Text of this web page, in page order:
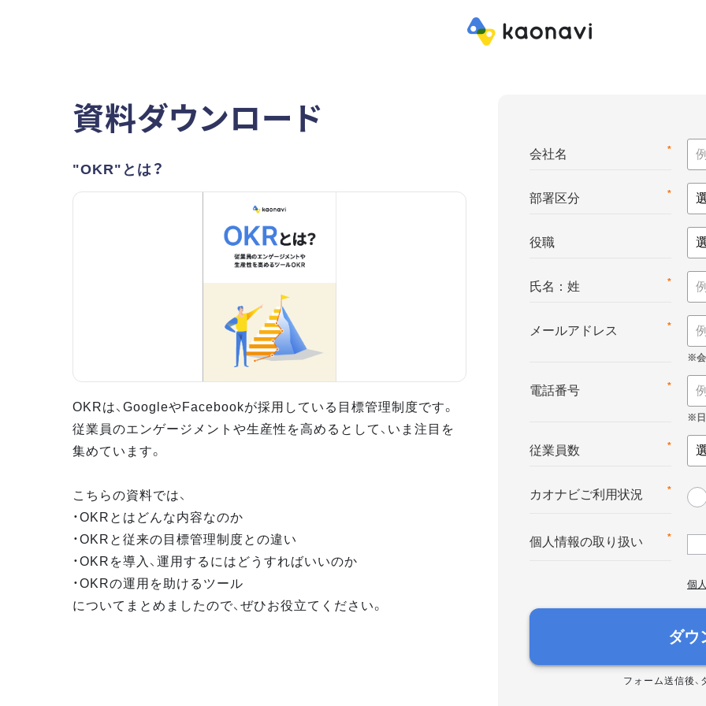
資料ダウンロード
"OKR"とは？
OKRは、GoogleやFacebookが採用している目標管理制度です。
従業員のエンゲージメントや生産性を高めるとして、いま注目を
集めています。
こちらの資料では、
・OKRとはどんな内容なのか
・OKRと従来の目標管理制度との違い
・OKRを導入、運用するにはどうすればいいのか
・OKRの運用を助けるツール
についてまとめましたので、ぜひお役立てください。
*
会社名
*
部署区分
役職
*
氏名：姓
*
メールアドレス
*
電話番号
*
従業員数
*
カオナビご利用状況
*
個人情報の取り扱い
個
ダウ
フォーム送信後